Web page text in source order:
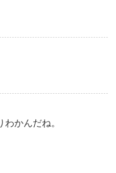
かんだね。